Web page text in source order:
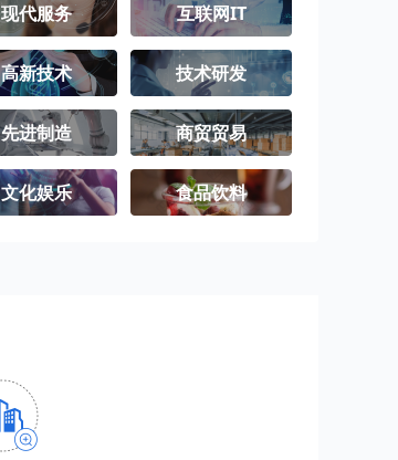
现代服务 互联网IT
高新技术 技术研发
先进制造 商贸贸易
文化娱乐 食品饮料